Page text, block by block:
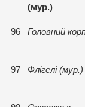
(мур.)
96 Головний
97 Флiгелi (мур.)